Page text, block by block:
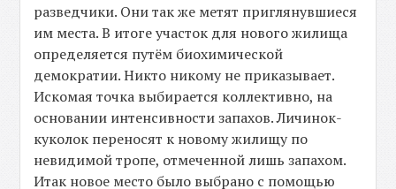
разведчики. Они так же метят приглянувшиеся
им места. В итоге участок для нового жилища
определяется путём биохимической
демократии. Никто никому не приказывает.
Искомая точка выбирается коллективно, на
основании интенсивности запахов. Личинок-
куколок переносят к новому жилищу по
невидимой тропе, отмеченной лишь запахом.
Итак новое место было выбрано с помощью